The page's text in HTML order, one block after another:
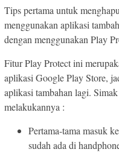
Tips pertama untuk
menggunakan aplikasi
dengan menggunakan Play
Fitur Play Protect ini
aplikasi Google Play Store,
aplikasi tambahan lagi.
melakukannya :
Pertama-tama masuk ke
sudah ada di